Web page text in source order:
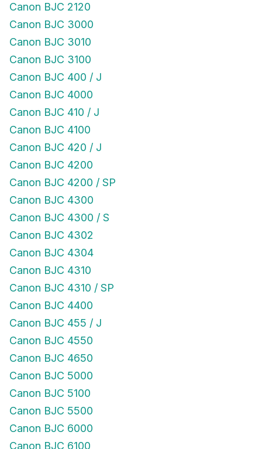
Canon BJC 2120
Canon BJC 3000
Canon BJC 3010
Canon BJC 3100
Canon BJC 400 / J
Canon BJC 4000
Canon BJC 410 / J
Canon BJC 4100
Canon BJC 420 / J
Canon BJC 4200
Canon BJC 4200 / SP
Canon BJC 4300
Canon BJC 4300 / S
Canon BJC 4302
Canon BJC 4304
Canon BJC 4310
Canon BJC 4310 / SP
Canon BJC 4400
Canon BJC 455 / J
Canon BJC 4550
Canon BJC 4650
Canon BJC 5000
Canon BJC 5100
Canon BJC 5500
Canon BJC 6000
Canon BJC 6100